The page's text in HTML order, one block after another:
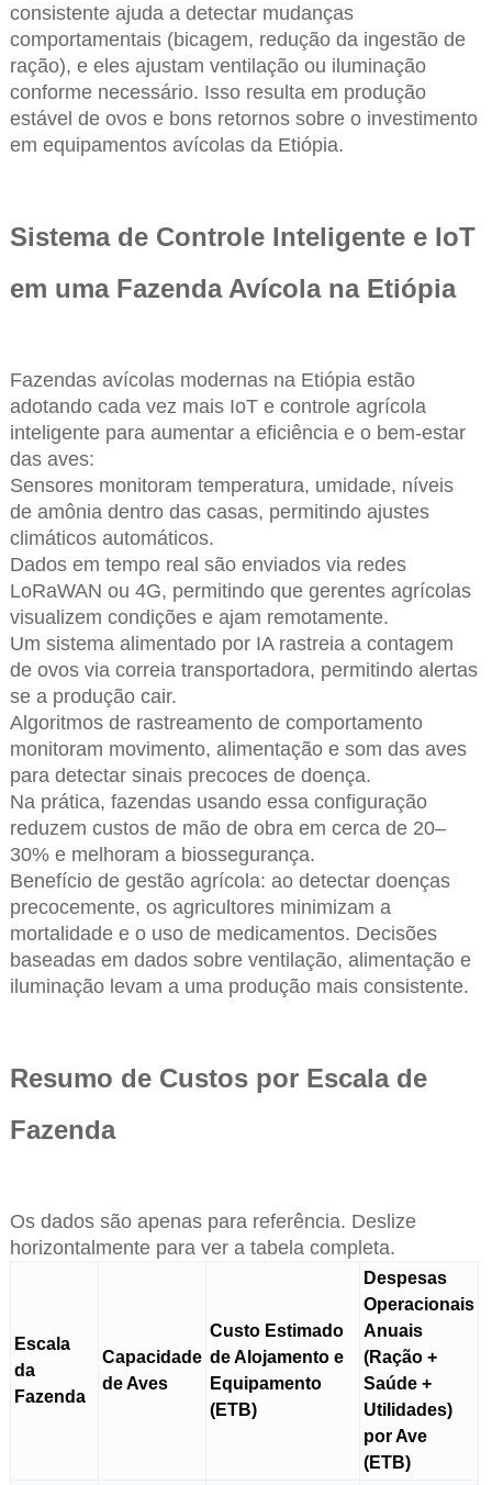
consistente ajuda a detectar mudanças
comportamentais (bicagem, redução da ingestão de
ração), e eles ajustam ventilação ou iluminação
conforme necessário. Isso resulta em produção
estável de ovos e bons retornos sobre o investimento
em equipamentos avícolas da Etiópia.
Sistema de Controle Inteligente e IoT
em uma Fazenda Avícola na Etiópia
Fazendas avícolas modernas na Etiópia estão
adotando cada vez mais IoT e controle agrícola
inteligente para aumentar a eficiência e o bem-estar
das aves:
Sensores monitoram temperatura, umidade, níveis
de amônia dentro das casas, permitindo ajustes
climáticos automáticos.
Dados em tempo real são enviados via redes
LoRaWAN ou 4G, permitindo que gerentes agrícolas
visualizem condições e ajam remotamente.
Um sistema alimentado por IA rastreia a contagem
de ovos via correia transportadora, permitindo alertas
se a produção cair.
Algoritmos de rastreamento de comportamento
monitoram movimento, alimentação e som das aves
para detectar sinais precoces de doença.
Na prática, fazendas usando essa configuração
reduzem custos de mão de obra em cerca de 20–
30% e melhoram a biossegurança.
Benefício de gestão agrícola: ao detectar doenças
precocemente, os agricultores minimizam a
mortalidade e o uso de medicamentos. Decisões
baseadas em dados sobre ventilação, alimentação e
iluminação levam a uma produção mais consistente.
Resumo de Custos por Escala de
Fazenda
Os dados são apenas para referência. Deslize
horizontalmente para ver a tabela completa.
Escala
da
Fazenda
Capacidade
de Aves
Custo Estimado
de Alojamento e
Equipamento
(ETB)
Despesas
Operacionais
Anuais
(Ração +
Saúde +
Utilidades)
por Ave
(ETB)